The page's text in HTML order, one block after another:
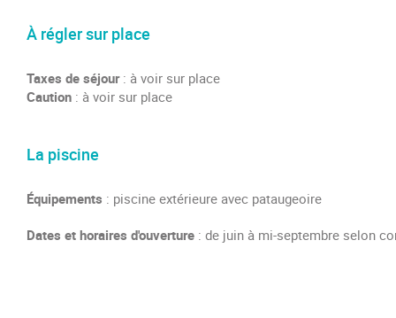
À régler sur place
Taxes de séjour : à voir sur place
Caution : à voir sur place
La piscine
Équipements : piscine extérieure avec pataugeoire
Dates et horaires d'ouverture : de juin à mi-septembre selon